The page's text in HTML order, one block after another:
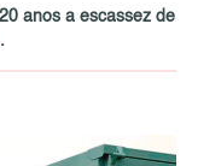
anos a escassez de